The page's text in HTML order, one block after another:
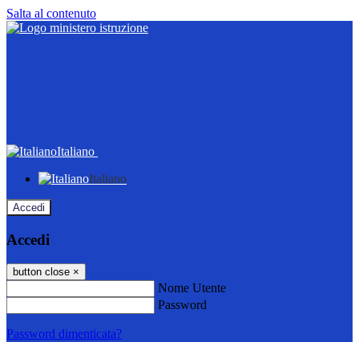
Salta al contenuto
Italiano
Italiano
Accedi
Accedi
button close ×
Nome Utente
Password
Password dimenticata?